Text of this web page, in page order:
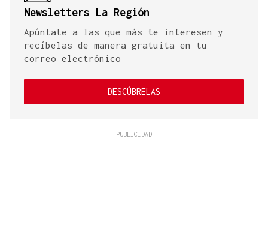
Newsletters La Región
Apúntate a las que más te interesen y
recíbelas de manera gratuita en tu
correo electrónico
DESCÚBRELAS